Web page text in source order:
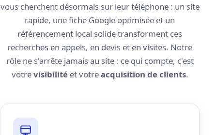
vous cherchent désormais sur leur téléphone : un site
rapide, une fiche Google optimisée et un
référencement local solide transforment ces
recherches en appels, en devis et en visites. Notre
rôle ne s'arrête jamais au site : ce qui compte, c'est
votrevisibilitéet votreacquisition de clients.